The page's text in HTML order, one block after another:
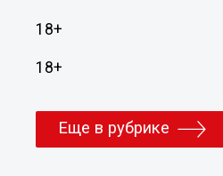
18+
18+
Еще в рубрике